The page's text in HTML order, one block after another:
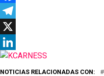
Facebook
Telegram
X
LinkedIn
NOTICIAS RELACIONADAS CON: